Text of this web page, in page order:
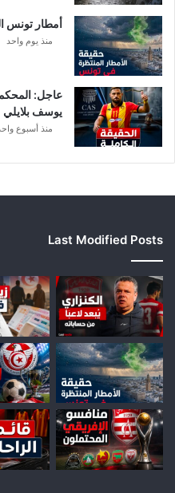
ف
ر
ي
ق
ي
أمطار تونس
منذ يوم واحد
عاجل:
يوسف بلايلي
منذ أسبوع
Last Modified Posts